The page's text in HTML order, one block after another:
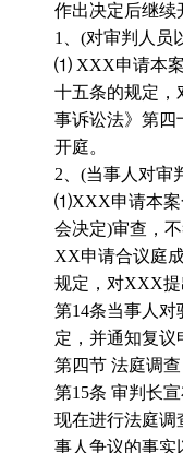
作出决定后继续
1
(对审判人员
⑴ XXX申请本
十五条的规定，
事诉讼法》第四
开庭。
2
(当事人对审
⑴XXX申请本
会决定)审查，
XX申请合议庭
规定，对XXX
第14条当事人对
定，并通知复议
第四节 法庭调查
第15条 审判长宣
现在进行法庭调
事人争议的事实